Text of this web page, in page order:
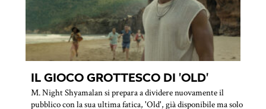
IL GIOCO GROTTESCO DI 'OLD'
M. Night Shyamalan si prepara a dividere nuovamente il
pubblico con la sua ultima fatica, 'Old', già disponibile ma solo